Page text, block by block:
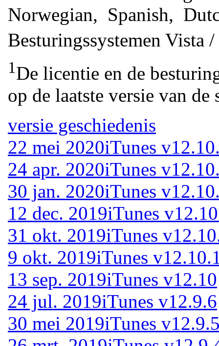
Norwegian, Spanish,
Besturingssystemen Vista
1De licentie en de
op de laatste versie van de
versie geschiedenis
22 mei 2020iTunes
24 apr. 2020iTunes
30 jan. 2020iTunes
12 dec. 2019iTunes
31 okt. 2019iTunes
9 okt. 2019iTunes
13 sep. 2019iTunes v12.10
24 jul. 2019iTunes v12.9.6
30 mei 2019iTunes